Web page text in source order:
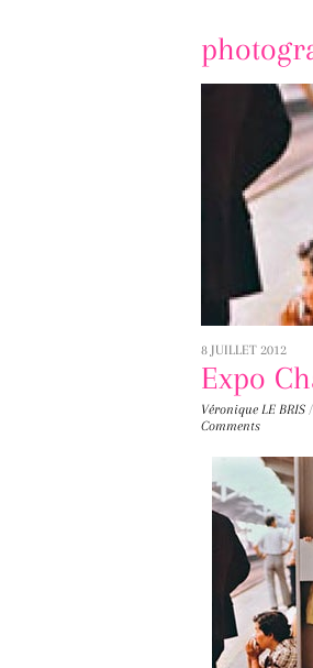
content
8 JUILLET 2012
Expo
Véronique LE BRIS /
Comments